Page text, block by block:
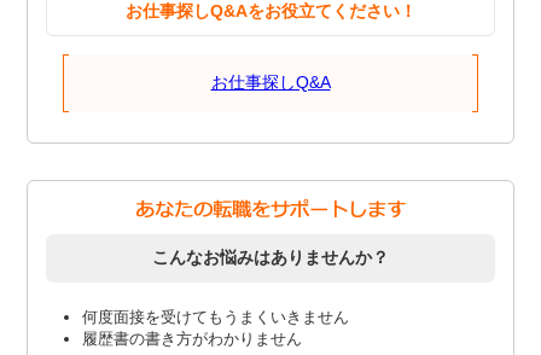
お仕事探しQ&Aをお役立てください！
お仕事探しQ&A
こんなお悩みはありませんか？
何度面接を受けてもうまくいきません
履歴書の書き方がわかりません